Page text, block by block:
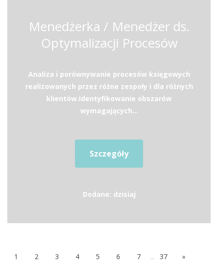
Menedżerka / Menedżer ds.
Optymalizacji Procesów
Analiza i porównywanie procesów księgowych
realizowanych przez różne zespoły i dla różnych
klientów.Identyfikowanie obszarów
wymagających...
Szczegóły
Dodane: dzisiaj
1 2 3 4 5 6 7 ... 37 »